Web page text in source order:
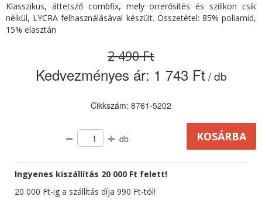
Klasszikus, áttetsző combfix, mely orrerősítés és szilikon csík
nélkül, LYCRA felhasználásával készült. Összetétel: 85% poliamid,
15% elasztán
2 490 Ft
Kedvezményes ár: 1 743 Ft / db
Cikkszám: 8761-5202
db
Ingyenes kiszállítás 20 000 Ft felett!
20 000 Ft-ig a szállítás díja 990 Ft-tól!